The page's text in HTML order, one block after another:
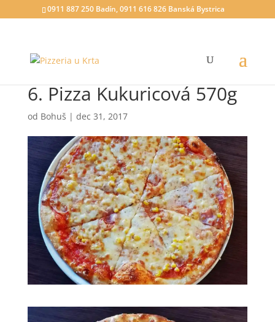
0911 887 250 Badín, 0911 616 826 Banská Bystrica
6. Pizza Kukuricová 570g
od Bohuš | dec 31, 2017